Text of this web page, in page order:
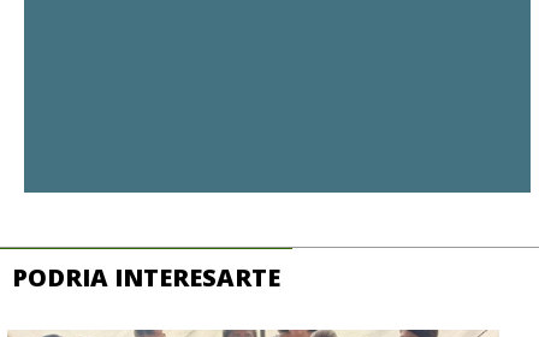
PODRIA INTERESARTE